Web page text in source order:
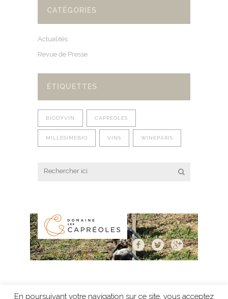
CATÉGORIES
Actualités
Revue de Presse
ÉTIQUETTES
BIODYVIN CAPREOLES
MILLESIMEBIO VINS WINEPARIS
En poursuivant votre navigation sur ce site, vous acceptez